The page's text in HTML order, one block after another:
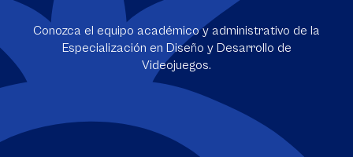
Conozca el equipo académico y administrativo de la
Especialización en Diseño y Desarrollo de
Videojuegos.